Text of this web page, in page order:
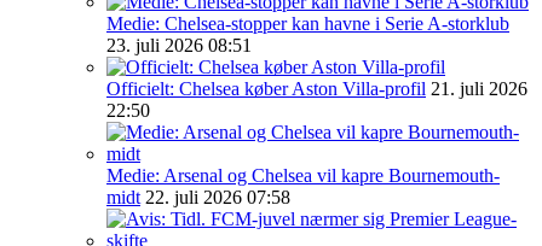
Medie: Chelsea-stopper kan havne i Serie A-storklub
23. juli 2026 08:51
Officielt: Chelsea køber Aston Villa-profil 21. juli 2026
22:50
Medie: Arsenal og Chelsea vil kapre Bournemouth-
midt 22. juli 2026 07:58